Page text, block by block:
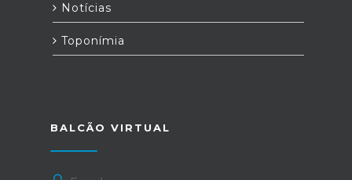
Notícias
Toponímia
BALCÃO VIRTUAL